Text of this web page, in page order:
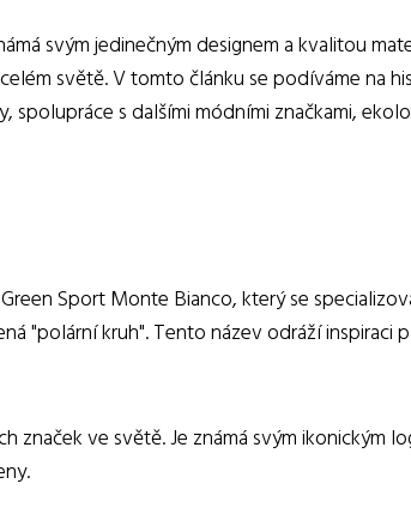
svým jedinečným designem a kvalitou
světě. V tomto článku se podíváme na
s dalšími módními značkami,
Sport Monte Bianco, který se
"polární kruh". Tento název odráží
ve světě. Je známá svým ikonickým